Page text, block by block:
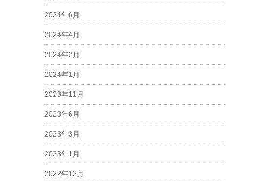
2024年6月
2024年4月
2024年2月
2024年1月
2023年11月
2023年6月
2023年3月
2023年1月
2022年12月